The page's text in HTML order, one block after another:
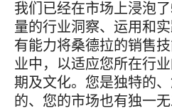
我们已经在市场上浸泡
量的行业洞察、运用和
有能力将桑德拉的销售
业中，以适应您所在行
期及文化。您是独特的
的、您的市场也有独一